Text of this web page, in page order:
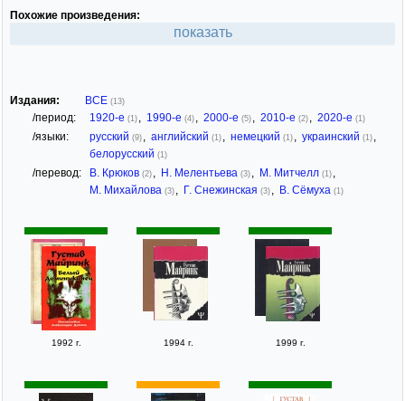
Похожие произведения:
показать
Издания: ВСЕ (13)
/период: 1920-е (1) , 1990-е (4) , 2000-е (5) , 2010-е (2) , 2020-е (1)
/языки: русский (9) , английский (1) , немецкий (1) , украинский (1) ,
белорусский (1)
/перевод: В. Крюков (2) , Н. Мелентьева (3) , М. Митчелл (1) ,
М. Михайлова (3) , Г. Снежинская (3) , В. Сёмуха (1)
1992 г. 1994 г. 1999 г.